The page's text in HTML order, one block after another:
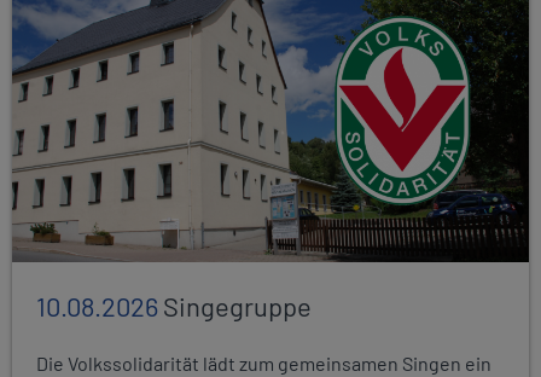
10.08.2026Singegruppe
Die Volkssolidarität lädt zum gemeinsamen Singen ein